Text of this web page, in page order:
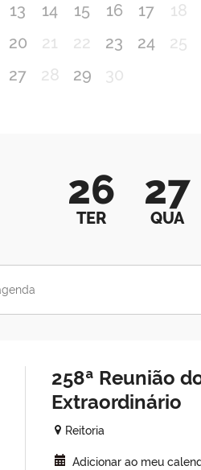
13 14 15 16 17
18
20 21 22 23 24
25
27 28 29 30
26
TER
27
QUA
258ª Reunião
Extraordinário
Reitoria
Adicionar ao meu